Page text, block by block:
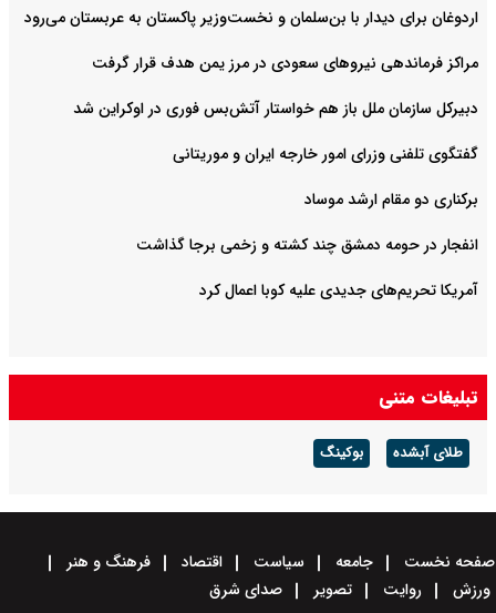
اردوغان برای دیدار با بن‌سلمان و نخست‌وزیر پاکستان به عربستان می‌رود
مراکز فرماندهی نیروهای سعودی در مرز یمن هدف قرار گرفت
دبیرکل سازمان ملل باز هم خواستار آتش‌بس فوری در اوکراین شد
گفتگوی تلفنی وزرای امور خارجه ایران و موریتانی
برکناری دو مقام ارشد موساد
انفجار در حومه دمشق چند کشته و زخمی برجا گذاشت
آمریکا تحریم‌های جدیدی علیه کوبا اعمال کرد
تبلیغات متنی
طلای آبشده بوکینگ
صفحه نخست جامعه سیاست اقتصاد
فرهنگ و هنر
ورزش
روایت تصویر صدای شرق